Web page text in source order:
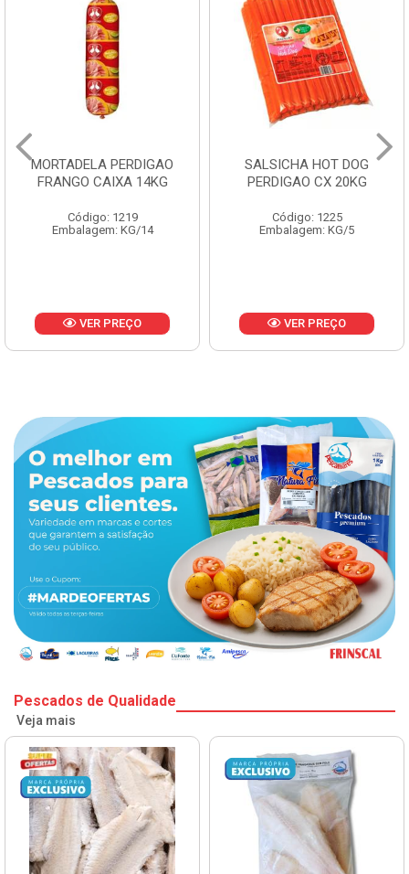
MORTADELA PERDIGAO
FRANGO CAIXA 14KG
Código: 1219
Embalagem: KG/14
VER PREÇO
SALSICHA HOT DOG
PERDIGAO CX 20KG
Código: 1225
Embalagem: KG/5
VER PREÇO
Pescados de Qualidade
Veja mais